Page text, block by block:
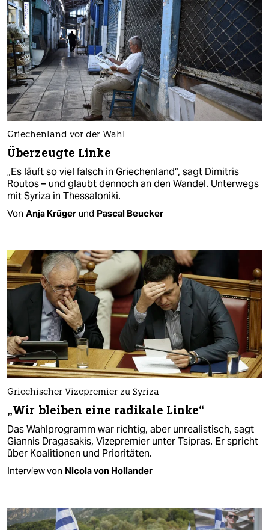
Griechenland vor der Wahl
Überzeugte Linke
„Es läuft so viel falsch in Griechenland“, sagt Dimitris
Routos – und glaubt dennoch an den Wandel. Unterwegs
mit Syriza in Thessaloniki.
Von Anja Krüger und Pascal Beucker
Griechischer Vizepremier zu Syriza
„Wir bleiben eine radikale Linke“
Das Wahlprogramm war richtig, aber unrealistisch, sagt
Giannis Dragasakis, Vizepremier unter Tsipras. Er spricht
über Koalitionen und Prioritäten.
Interview von Nicola von Hollander